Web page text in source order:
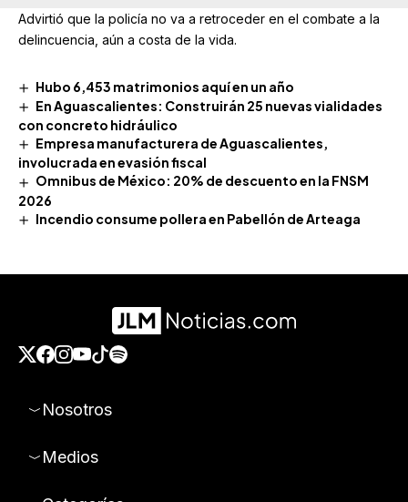
Advirtió que la policía no va a retroceder en el combate a la
delincuencia, aún a costa de la vida.
Hubo 6,453 matrimonios aquí en un año
En Aguascalientes: Construirán 25 nuevas vialidades
con concreto hidráulico
Empresa manufacturera de Aguascalientes,
involucrada en evasión fiscal
Omnibus de México: 20% de descuento en la FNSM
2026
Incendio consume pollera en Pabellón de Arteaga
Nosotros
Medios